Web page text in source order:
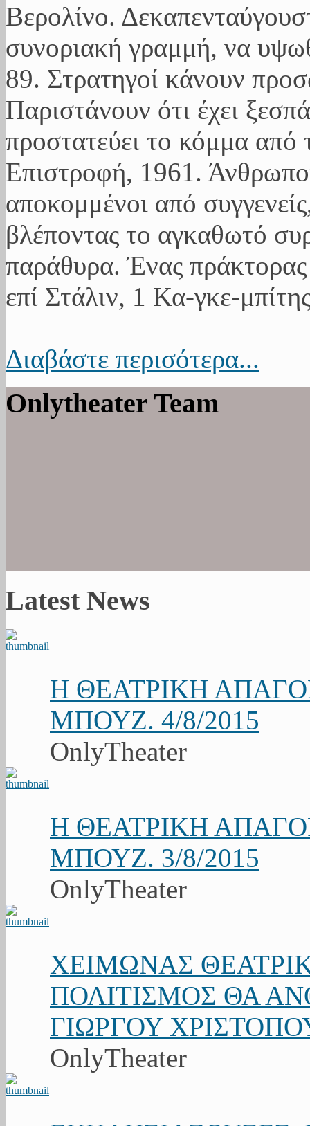
Βερολίνο.
συνοριακή γραμμή, να
89. Στρατηγοί κάνουν
Παριστάνουν ότι έχει
προστατεύει το κόμμα από
Επιστροφή, 1961.
αποκομμένοι από
βλέποντας το αγκαθωτό
παράθυρα. Ένας
επί Στάλιν, 1 Κα-γκε-
Διαβάστε περισότερα...
Onlytheater Team
Latest News
Η ΘΕΑΤΡΙΚΗ
ΜΠΟΥΖ. 4/8/2015
OnlyTheater
Η ΘΕΑΤΡΙΚΗ
ΜΠΟΥΖ. 3/8/2015
OnlyTheater
ΧΕΙΜΩΝΑΣ
ΠΟΛΙΤΙΣΜΟΣ ΘΑ
ΓΙΩΡΓΟΥ
OnlyTheater